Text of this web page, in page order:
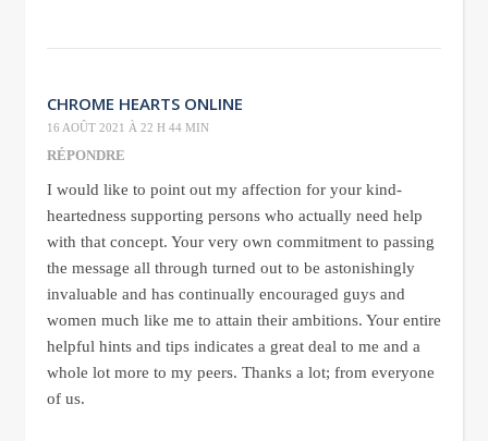
CHROME HEARTS ONLINE
16 AOÛT 2021 À 22 H 44 MIN
RÉPONDRE
I would like to point out my affection for your kind-
heartedness supporting persons who actually need help
with that concept. Your very own commitment to passing
the message all through turned out to be astonishingly
invaluable and has continually encouraged guys and
women much like me to attain their ambitions. Your entire
helpful hints and tips indicates a great deal to me and a
whole lot more to my peers. Thanks a lot; from everyone
of us.